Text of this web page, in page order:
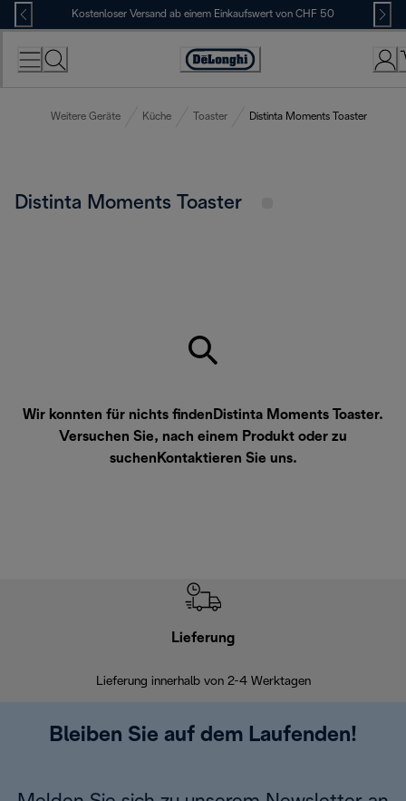
Skip
to
Content
Kostenloser Versand ab einem Einkaufswert von CHF 50
Erklärung
Zugänglichkeit
Weitere Geräte Küche Toaster Distinta Moments Toaster
Distinta Moments Toaster
Wir konnten für nichts findenDistinta Moments Toaster.
Versuchen Sie, nach einem Produkt oder zu
suchen Kontaktieren Sie uns.
Lieferung
Lieferung innerhalb von 2-4 Werktagen
Bleiben Sie auf dem Laufenden!